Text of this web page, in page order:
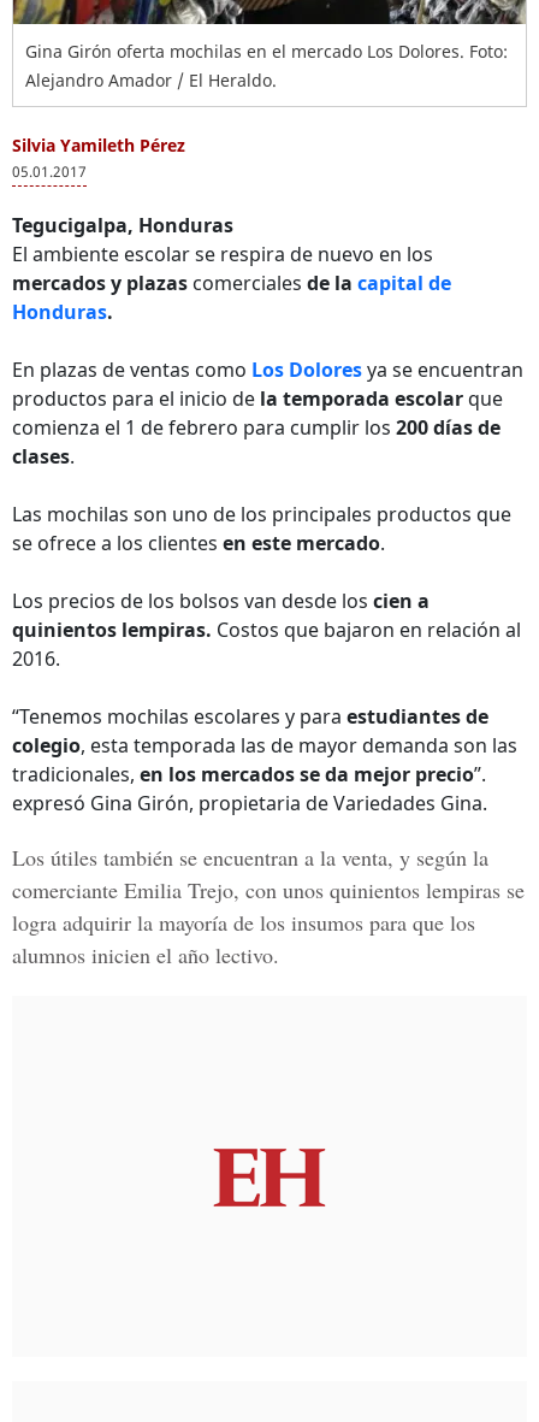
Gina Girón oferta mochilas en el mercado Los Dolores. Foto:
Alejandro Amador / El Heraldo.
Silvia Yamileth Pérez
05.01.2017
Tegucigalpa, Honduras
El ambiente escolar se respira de nuevo en los
mercados y plazas comerciales de la capital de
Honduras.
En plazas de ventas como Los Doloresya se encuentran
productos para el inicio de la temporada escolarque
comienza el 1 de febrero para cumplir los 200 días de
clases.
Las mochilas son uno de los principales productos que
se ofrece a los clientes en este mercado.
Los precios de los bolsos van desde los cien a
quinientos lempiras. Costos que bajaron en relación al
2016.
“Tenemos mochilas escolares y para estudiantes de
colegio, esta temporada las de mayor demanda son las
tradicionales, en los mercados se da mejor precio”.
expresó Gina Girón, propietaria de Variedades Gina.
Los útiles también se encuentran a la venta, y según la
comerciante Emilia Trejo, con unos quinientos lempiras se
logra adquirir la mayoría de los insumos para que los
alumnos inicien el año lectivo.